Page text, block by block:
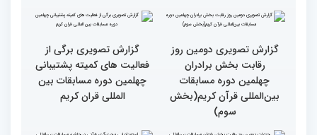
کشورهای زیادی رفته‌ام اما
حضور در ایران آرزویم بود
رقابت بخش برادران
چهلمین دوره مسابقات
بین‌المللی قرآن کریم(بخش
چهارم)